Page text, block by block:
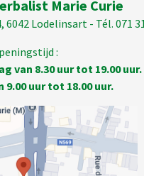
Marie Curie
6042 Lodelinsart - Tél. 071
:
van 8.30 uur tot 19.00 uur.
9.00 uur tot 18.00 uur.